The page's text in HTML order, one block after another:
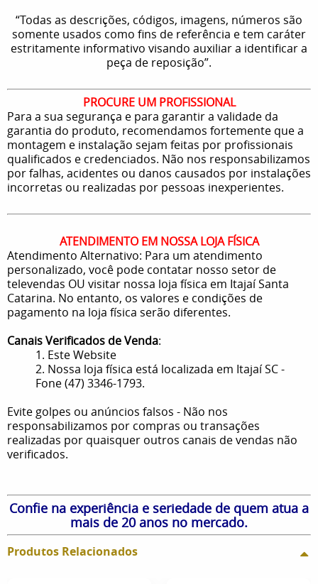
“Todas as descrições, códigos, imagens, números são
somente usados como fins de referência e tem caráter
estritamente informativo visando auxiliar a identificar a
peça de reposição”.
PROCURE UM PROFISSIONAL
Para a sua segurança e para garantir a validade da
garantia do produto, recomendamos fortemente que a
montagem e instalação sejam feitas por profissionais
qualificados e credenciados. Não nos responsabilizamos
por falhas, acidentes ou danos causados por instalações
incorretas ou realizadas por pessoas inexperientes.
ATENDIMENTO EM NOSSA LOJA FÍSICA
Atendimento Alternativo: Para um atendimento
personalizado, você pode contatar nosso setor de
televendas OU visitar nossa loja física em Itajaí Santa
Catarina. No entanto, os valores e condições de
pagamento na loja física serão diferentes.
Canais Verificados de Venda:
1. Este Website
2. Nossa loja física está localizada em Itajaí SC -
Fone (47) 3346-1793.
Evite golpes ou anúncios falsos - Não nos
responsabilizamos por compras ou transações
realizadas por quaisquer outros canais de vendas não
verificados.
Confie na experiência e seriedade de quem atua a
mais de 20 anos no mercado.
Produtos Relacionados